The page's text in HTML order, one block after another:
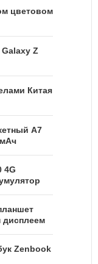
цветовом
Z
Китая
A7
4G
дисплеем
Zenbook